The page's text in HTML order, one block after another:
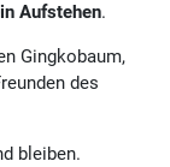
Aufstehen.
Gingkobaum,
des
bleiben.